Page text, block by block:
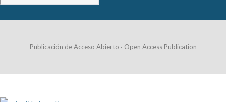
Publicación de Acceso Abierto · Open Access Publication